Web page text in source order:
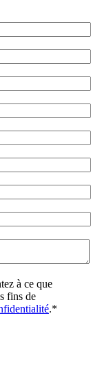
à ce que
fins de
.*